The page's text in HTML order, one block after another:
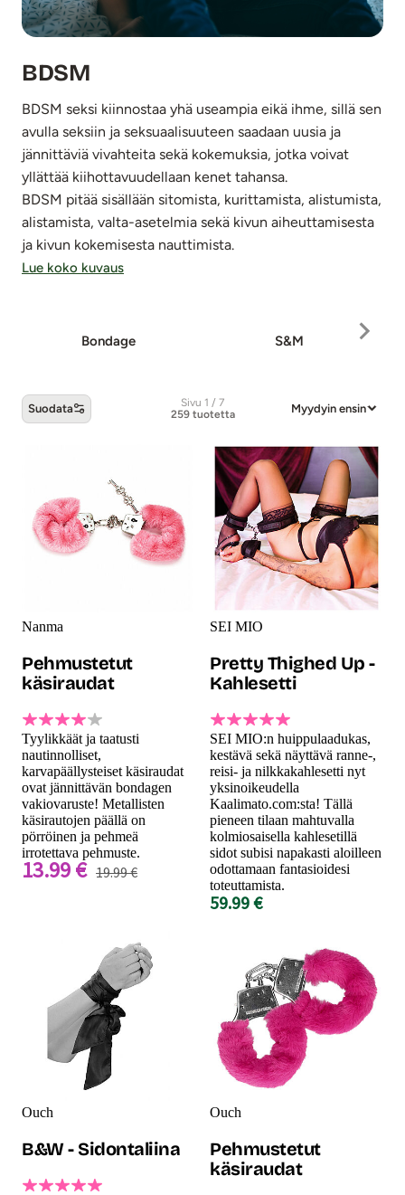
BDSM
BDSM seksi kiinnostaa yhä useampia eikä ihme, sillä sen
avulla seksiin ja seksuaalisuuteen saadaan uusia ja
jännittäviä vivahteita sekä kokemuksia, jotka voivat
yllättää kiihottavuudellaan kenet tahansa.
BDSM pitää sisällään sitomista, kurittamista, alistumista,
alistamista, valta-asetelmia sekä kivun aiheuttamisesta
ja kivun kokemisesta nauttimista.
Lue koko kuvaus
Bondage S&M
Suodata
Sivu 1 / 7
259 tuotetta
Myydyin ensin
Nanma
Pehmustetut
käsiraudat
Tyylikkäät ja taatusti
nautinnolliset,
karvapäällysteiset käsiraudat
ovat jännittävän bondagen
vakiovaruste! Metallisten
käsirautojen päällä on
pörröinen ja pehmeä
irrotettava pehmuste.
13.99 € 19.99 €
SEI MIO
Pretty Thighed Up -
Kahlesetti
SEI MIO:n huippulaadukas,
kestävä sekä näyttävä ranne-,
reisi- ja nilkkakahlesetti nyt
yksinoikeudella
Kaalimato.com:sta! Tällä
pieneen tilaan mahtuvalla
kolmiosaisella kahlesetillä
sidot subisi napakasti aloilleen
odottamaan fantasioidesi
toteuttamista.
59.99 €
Ouch
B&W - Sidontaliina
Ouch
Pehmustetut
käsiraudat